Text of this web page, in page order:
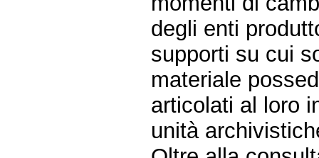
degli enti
supporti su cui
materiale
articolati al loro
unità